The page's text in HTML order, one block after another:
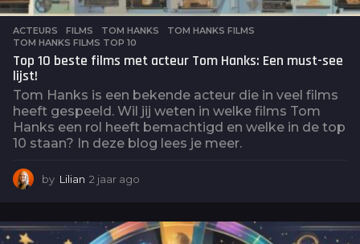
ACTEURS ,FILMS TOM HANKS ,TOM HANKS FILMS
TOM HANKS FILMS TOP 10
Top 10 beste films met acteur Tom Hanks: Een must-see
lijst!
Tom Hanks is een bekende acteur die in veel films
heeft gespeeld. Wil jij weten in welke films Tom
Hanks een rol heeft bemachtigd en welke in de top
10 staan? In deze blog lees je meer.
by Lilian 2 jaar ago
a
r